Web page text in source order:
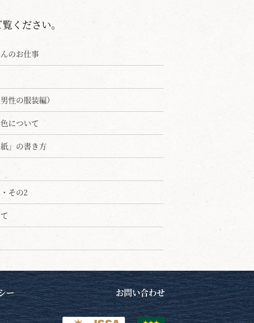
ください。
のお仕事
性の服装編）
について
」の書き方
その2
ー お問い合わせ